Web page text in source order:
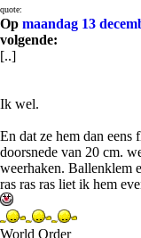
quote:
Op maandag 13
volgende:
[..]
Ik wel.
En dat ze hem dan eens
doorsnede van 20 cm.
weerhaken. Ballenklem
ras ras ras liet ik hem
World Order